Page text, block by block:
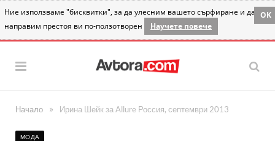
Ние използваме "бисквитки", за да улесним вашето сърфиране и да
направим престоя ви по-ползотворен
Научете повече
OK
Начало » Ирина Шейк за Allure Россия, септември 2013
МОДА